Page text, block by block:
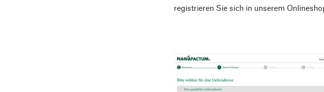
registrieren Sie sich in unserem